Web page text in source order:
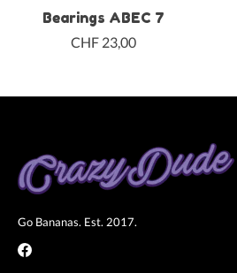
Bearings ABEC 7
CHF 23,00
Go Bananas. Est. 2017.